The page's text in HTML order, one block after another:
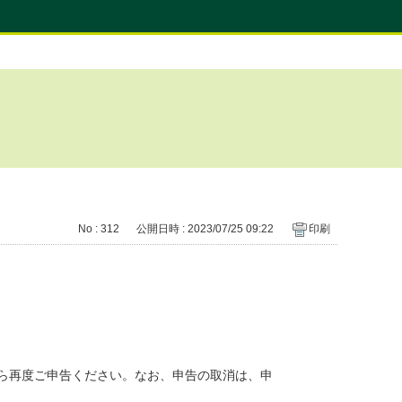
No : 312 公開日時 : 2023/07/25 09:22 印刷
度ご申告ください。なお、申告の取消は、申